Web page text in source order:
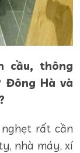
cầu, thông
Đông Hà và
rất cần
nhà máy, xí